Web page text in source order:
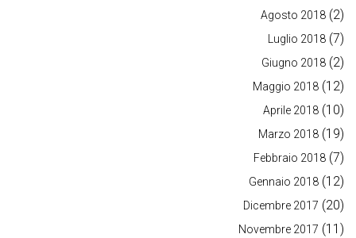
Agosto 2018 (2)
Luglio 2018 (7)
Giugno 2018 (2)
Maggio 2018 (12)
Aprile 2018 (10)
Marzo 2018 (19)
Febbraio 2018 (7)
Gennaio 2018 (12)
Dicembre 2017 (20)
Novembre 2017 (11)